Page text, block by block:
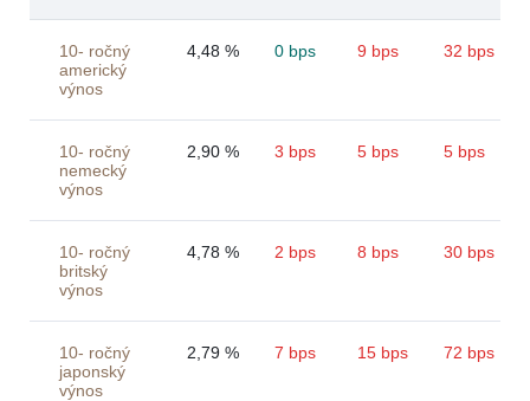
10- ročný
americký
výnos
4,48 % 0 bps 9 bps 32 bps
10- ročný
nemecký
výnos
2,90 % 3 bps 5 bps 5 bps
10- ročný
britský
výnos
4,78 % 2 bps 8 bps 30 bps
10- ročný
japonský
výnos
2,79 % 7 bps 15 bps 72 bps